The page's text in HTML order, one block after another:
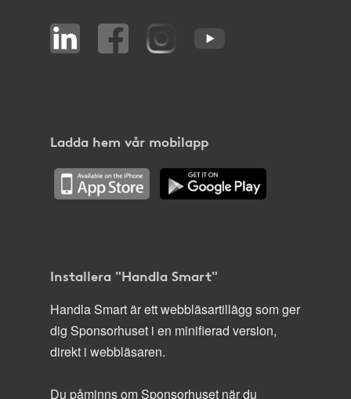
Ladda hem vår mobilapp
Installera "Handla Smart"
Handla Smart är ett webbläsartillägg som ger
dig Sponsorhuset i en minifierad version,
direkt i webbläsaren.
Du påminns om Sponsorhuset när du